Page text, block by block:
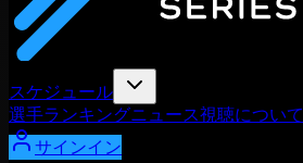
スケジュール
選手ランキングニュース視聴について
サインイン